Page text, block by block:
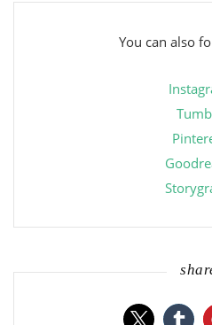
You can also